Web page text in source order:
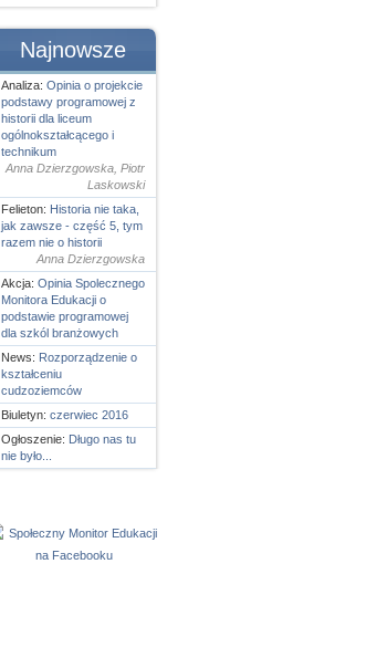
Najnowsze
Analiza: Opinia o projekcie
podstawy programowej z
historii dla liceum
ogólnokształcącego i
technikum
Anna Dzierzgowska, Piotr
Laskowski
Felieton: Historia nie taka,
jak zawsze - część 5, tym
razem nie o historii
Anna Dzierzgowska
Akcja: Opinia Spolecznego
Monitora Edukacji o
podstawie programowej
dla szkól branżowych
News: Rozporządzenie o
kształceniu
cudzoziemców
Biuletyn: czerwiec 2016
Ogłoszenie: Długo nas tu
nie było...